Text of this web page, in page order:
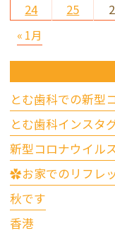
« 1月
24
25
とむ歯科インスタ
新型コロナウイル
✿お家でのリフレ
秋です
香港